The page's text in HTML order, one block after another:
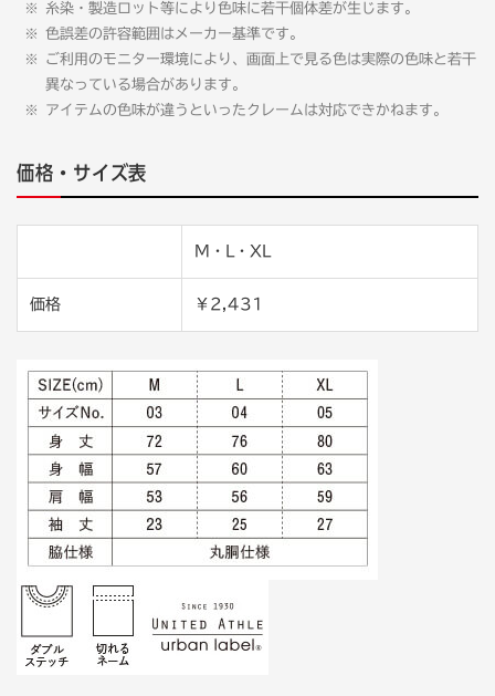
糸染・製造ロット等により色味に若干個体差が生じます。
色誤差の許容範囲はメーカー基準です。
ご利用のモニター環境により、画面上で見る色は実際の色味と若干
異なっている場合があります。
アイテムの色味が違うといったクレームは対応できかねます。
価格・サイズ表
M・L・XL
価格 ￥2,431